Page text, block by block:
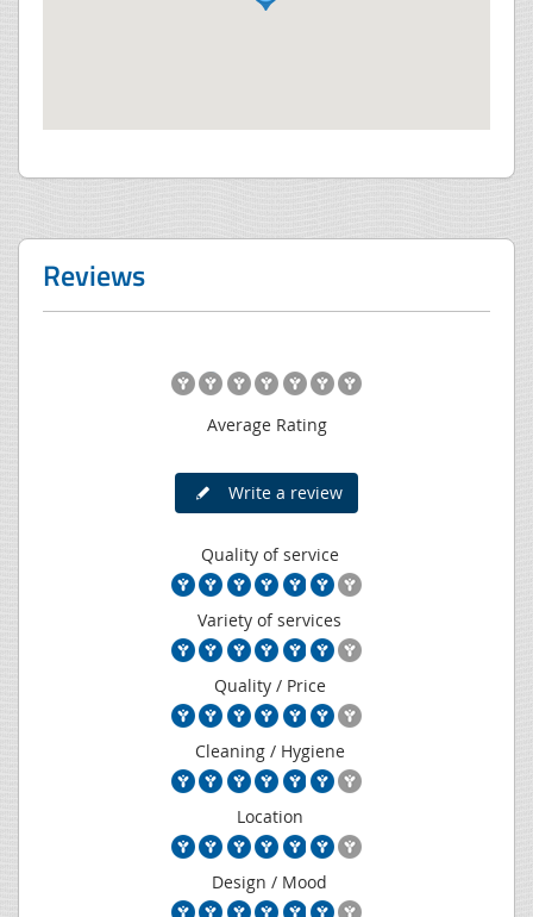
Reviews
Average Rating
Write a review
Quality of service
Variety of services
Quality / Price
Cleaning / Hygiene
Location
Design / Mood